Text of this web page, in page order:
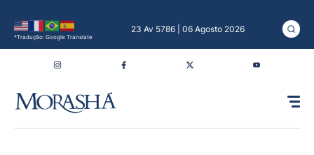
*Tradução: Google Translate
23 Av 5786 | 06 Agosto 2026